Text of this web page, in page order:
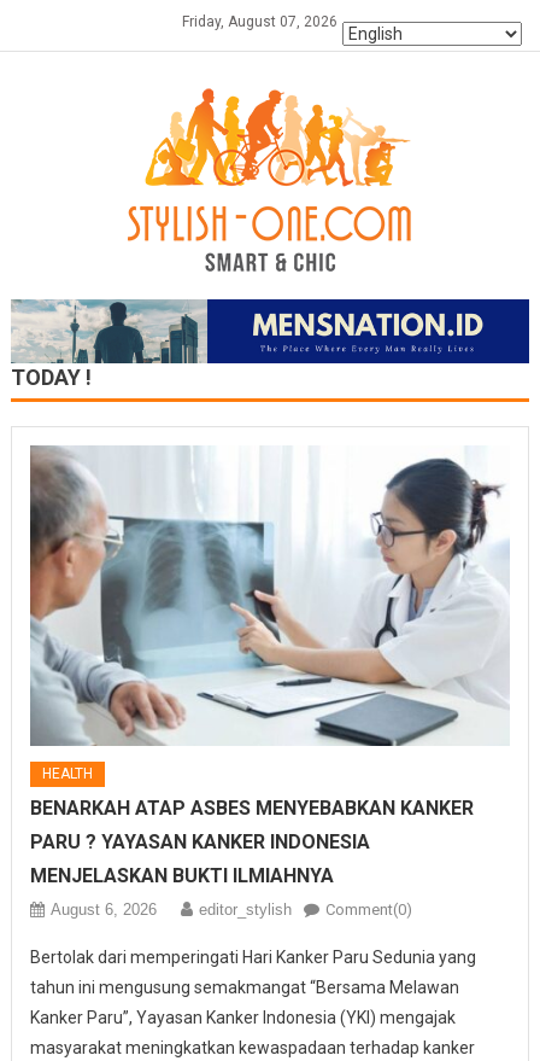
Friday, August 07, 2026
TODAY !
HEALTH
BENARKAH ATAP ASBES MENYEBABKAN KANKER
PARU ? YAYASAN KANKER INDONESIA
MENJELASKAN BUKTI ILMIAHNYA
August 6, 2026 editor_stylish Comment(0)
Bertolak dari memperingati Hari Kanker Paru Sedunia yang
tahun ini mengusung semakmangat “Bersama Melawan
Kanker Paru”, Yayasan Kanker Indonesia (YKI) mengajak
masyarakat meningkatkan kewaspadaan terhadap kanker